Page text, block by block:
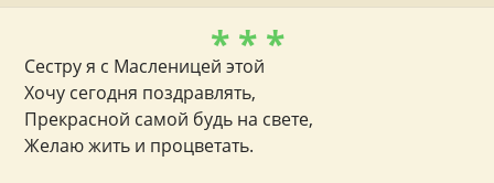
* * *
Сестру я с Масленицей этой
Хочу сегодня поздравлять,
Прекрасной самой будь на свете,
Желаю жить и процветать.